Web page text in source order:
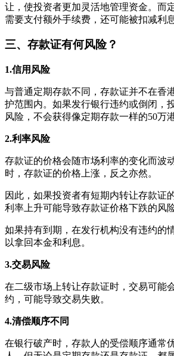
让，使投资者更加灵活地管理资金。而
需要支付额外手续费，还可能被扣减利息
三、存款证有何风险？
1.信用风险
与普通定期存款不同，存款证并不在香
护范围内。如果发行银行违约或倒闭，
风险，不会获得像定期存款一样的50万
2.利率风险
存款证的价格会随市场利率的变化而波
时，存款证的价格上涨，反之亦然。
因此，如果投资者有短期内转让存款证
利率上升可能导致存款证价格下跌的风险
如果持有到期，在发行机构没有违约的
以拿回本金和利息。
3.交易风险
在二级市场上转让存款证时，交易可能
约，可能导致交易失败。
4.清偿顺序不同
在银行破产时，存款人的受偿顺序通常